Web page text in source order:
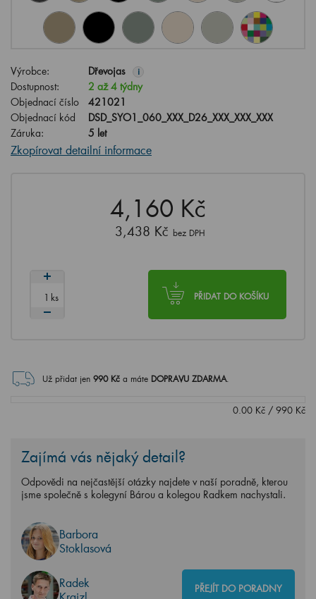
Výrobce: Dřevojas i
Dostupnost:
2 až 4 týdny
Objednací číslo
421021
Objednací kód
DSD_SYO1_060_XXX_D26_XXX_XXX_XXX
Záruka:
5 let
Zkopírovat detailní informace
4,160 Kč
3,438 Kč bez DPH
PŘIDAT DO KOŠÍKU
ks
Už přidat jen 990Kč a máte DOPRAVU ZDARMA.
0.00 Kč / 990 Kč
Zajímá vás nějaký detail?
Odpovědi na nejčastější otázky najdete v naší poradně, kterou
jsme společně s kolegyní Bárou a kolegou Radkem nachystali.
Barbora
Stoklasová
Radek
PŘEJÍT DO PORADNY